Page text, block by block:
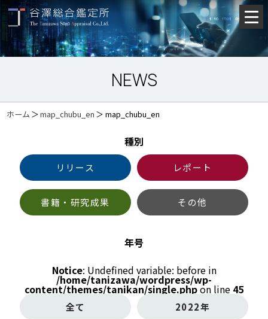
NEWS
ホーム ＞map_chubu_en ＞ map_chubu_en
種別
リリース レポート
書籍・研究成果 その他
年号
Notice: Undefined variable: before in
/home/tanizawa/wordpress/wp-
content/themes/tanikan/single.phpon line 45
全て 2022年